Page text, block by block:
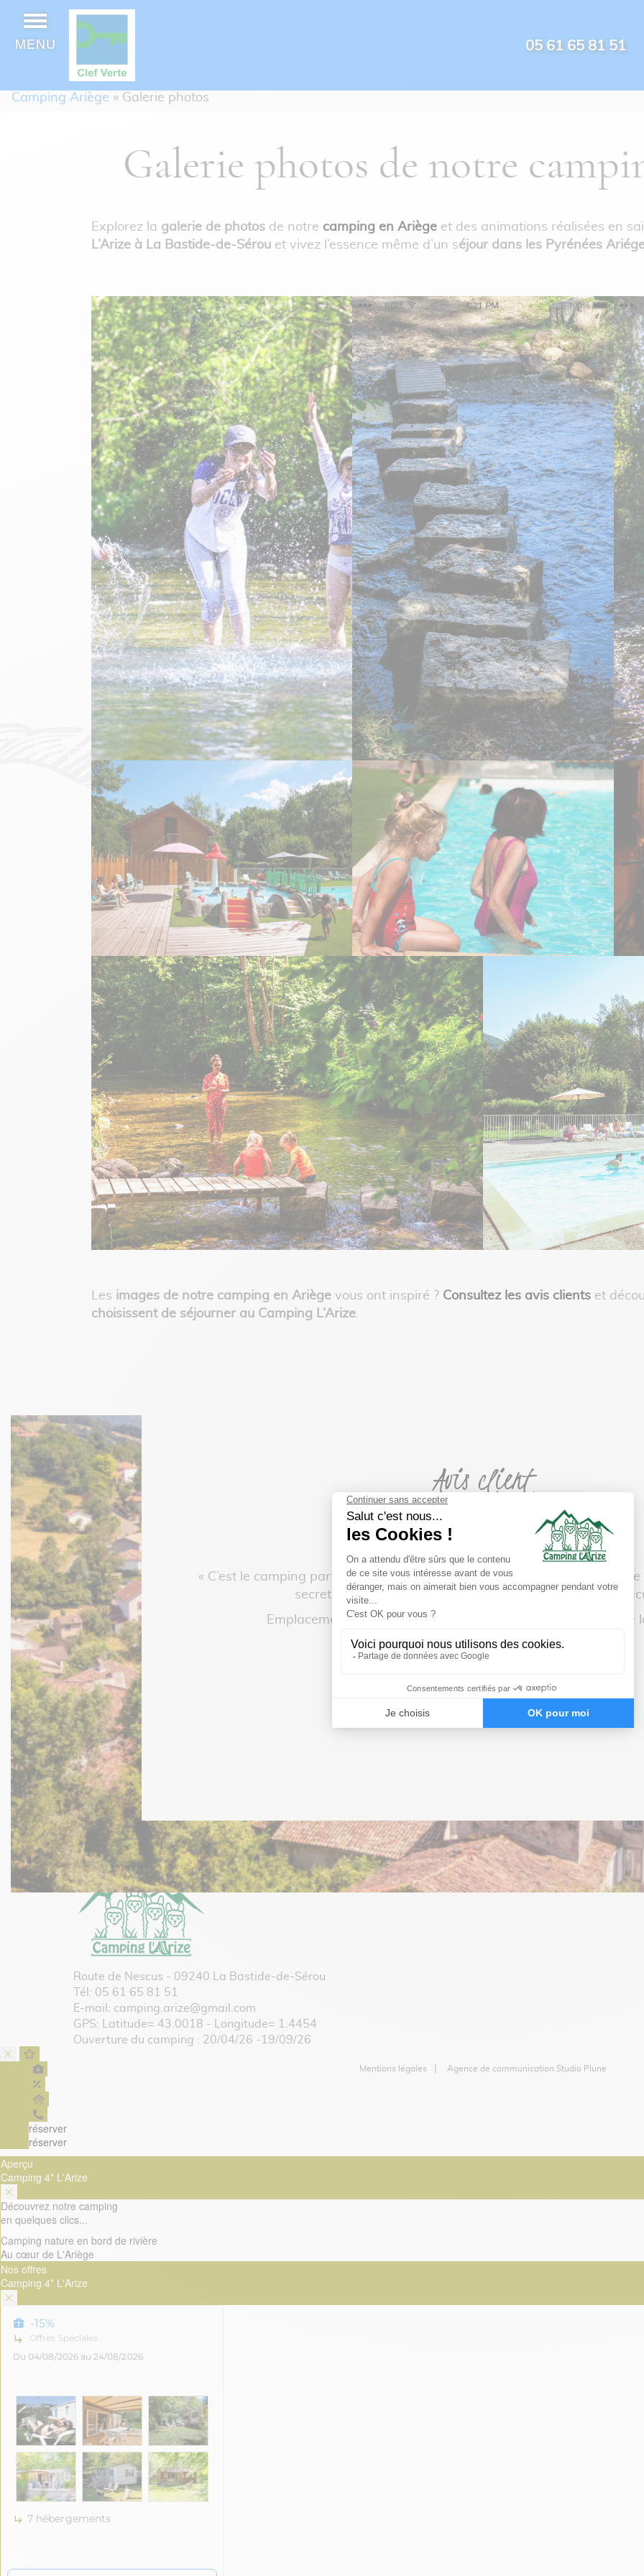
MENU 05 61 65 81 51
Camping Ariège » Galerie photos
Galerie photos de notre
Explorez la galerie de photos de notre camping en Ariège et des animations réalisées en
L’Arize à La Bastide-de-Sérou et vivez l’essence même d’un séjour dans les Pyrénées
Les images de notre camping en Ariège vous ont inspiré ? Consultez les avis clients et
choisissent de séjourner au Camping L’Arize.
Avis client
camping est très propre, à
Je recommande
– Philippe C
« C’est le camping parfait pour les petits aventuriers: une forêt, une
secrets pour que les enfants puissent évoluer en toute
Emplacement ombragé. Les nuits sont bercées par le bruit de
4.5 / 5 ÉTOILES
Route de Nescus - 09240 La Bastide-de-Sérou
Tél: 05 61 65 81 51
E-mail: camping.arize@gmail.com
GPS: Latitude= 43.0018 - Longitude= 1.4454
Ouverture du camping : 20/04/26 -19/09/26
Mentions légales Agence de communication Studio Plune
réserver
réserver
Aperçu
Camping 4* L'Arize
Découvrez notre camping
en quelques clics...
Camping nature en bord de rivière
Au cœur de L'Ariège
Nos offres
Camping 4* L'Arize